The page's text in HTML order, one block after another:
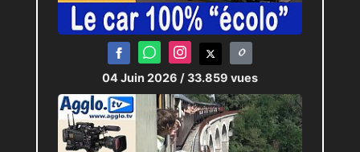
04 Juin 2026 / 33.859 vues